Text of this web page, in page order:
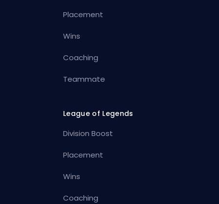
Placement
Wins
Coaching
Teammate
League of Legends
Division Boost
Placement
Wins
Coaching